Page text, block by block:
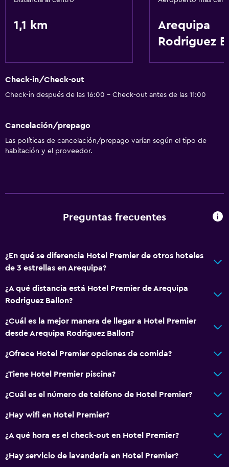
Actividades
Senderismo
General
Espacio de almacenamiento
Ideal para familias
Servicios básicos
1,1 km
Arequipa
Rodriguez
Check-in/Check-out
Check-in después de las 16:00 - Check-out antes de las 11:00
Cancelación/prepago
Las políticas de cancelación/prepago varían según el tipo de
habitación y el proveedor.
Preguntas frecuentes
¿En qué se diferencia Hotel Premier de otros hoteles
de 3 estrellas en Arequipa?
¿A qué distancia está Hotel Premier de Arequipa
Rodriguez Ballon?
¿Cuál es la mejor manera de llegar a Hotel Premier
desde Arequipa Rodriguez Ballon?
¿Ofrece Hotel Premier opciones de comida?
¿Tiene Hotel Premier piscina?
¿Cuál es el número de teléfono de Hotel Premier?
¿Hay wifi en Hotel Premier?
¿A qué hora es el check-out en Hotel Premier?
¿Hay servicio de lavandería en Hotel Premier?